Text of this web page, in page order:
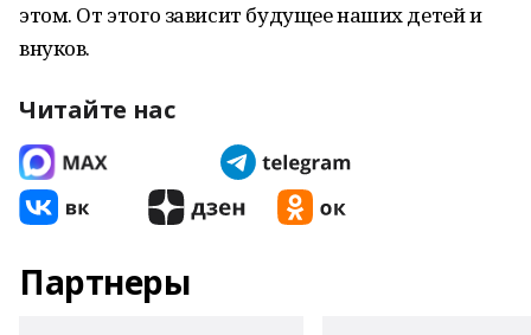
этом. От этого зависит будущее наших детей и
внуков.
Читайте нас
Партнеры